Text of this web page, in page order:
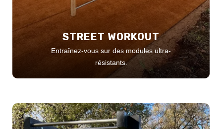
STREET WORKOUT
Entraînez-vous sur des modules ultra-
résistants.